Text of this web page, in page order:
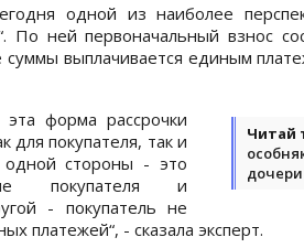
одной из наиболее
По ней первоначальный взнос
суммы выплачивается единым
Читай
дочери
форма рассрочки
для покупателя, так и
стороны - это
покупателя и
- покупатель не
платежей“, - сказала эксперт.